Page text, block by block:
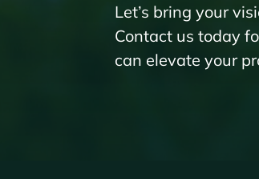
Let’s bring your
Contact us today
can elevate your